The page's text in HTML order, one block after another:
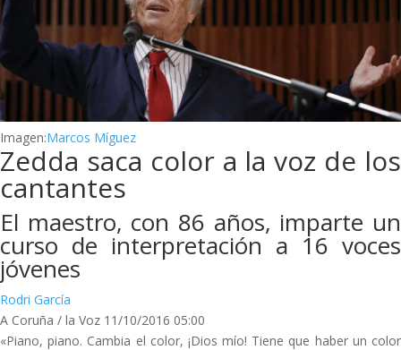
Imagen:Marcos Míguez
Zedda saca color a la voz de los
cantantes
El maestro, con 86 años, imparte un
curso de interpretación a 16 voces
jóvenes
Rodri García
A Coruña / la Voz 11/10/2016 05:00
«Piano, piano. Cambia el color, ¡Dios mío! Tiene que haber un color